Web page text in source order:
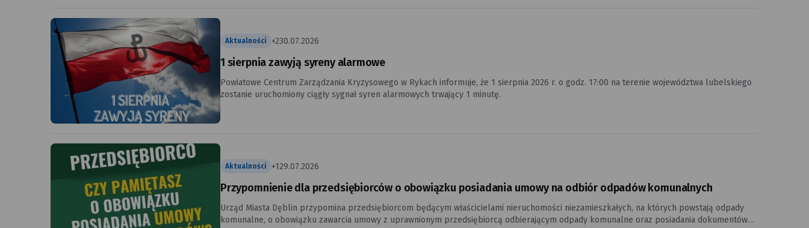
Aktualności +230.07.2026
1 sierpnia zawyją syreny alarmowe
Powiatowe Centrum Zarządzania Kryzysowego w Rykach informuje, że 1 sierpnia 2026 r. o godz. 17:00 na terenie województwa lubelskiego
zostanie uruchomiony ciągły sygnał syren alarmowych trwający 1 minutę.
Aktualności +129.07.2026
Przypomnienie dla przedsiębiorców o obowiązku posiadania umowy na odbiór odpadów komunalnych
Urząd Miasta Dęblin przypomina przedsiębiorcom będącym właścicielami nieruchomości niezamieszkałych, na których powstają odpady
komunalne, o obowiązku zawarcia umowy z uprawnionym przedsiębiorcą odbierającym odpady komunalne oraz posiadania dokumentów